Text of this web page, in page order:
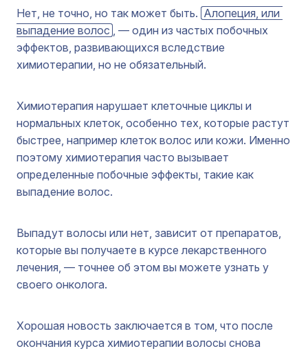
Нет, не точно, но так может быть. Алопеция, или
выпадение волос , — один из частых побочных
эффектов, развивающихся вследствие
химиотерапии, но не обязательный.
Химиотерапия нарушает клеточные циклы и
нормальных клеток, особенно тех, которые растут
быстрее, например клеток волос или кожи. Именно
поэтому химиотерапия часто вызывает
определенные побочные эффекты, такие как
выпадение волос.
Выпадут волосы или нет, зависит от препаратов,
которые вы получаете в курсе лекарственного
лечения, — точнее об этом вы можете узнать у
своего онколога.
Хорошая новость заключается в том, что после
окончания курса химиотерапии волосы снова